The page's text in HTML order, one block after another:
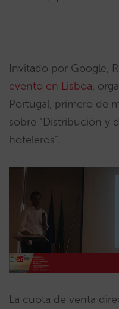
Invitado por Google,
evento en Lisboa,
Portugal, primero de
sobre “Distribución y
hoteleros”.
La cuota de venta